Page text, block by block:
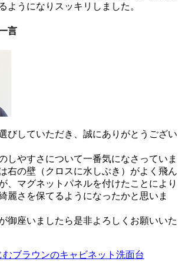
ようになりスッキリしました。
言
びしていただき、誠にありがとうござい
しやすさについて一番気になさっていま
右の壁（クロスに水しぶき）がよく飛ん
、マグネットパネルを付けたことにより
麗さを保てるようになったかと思いま
御座いましたら是非よろしくお願いいた
ブラウンのキャビネット洗面台